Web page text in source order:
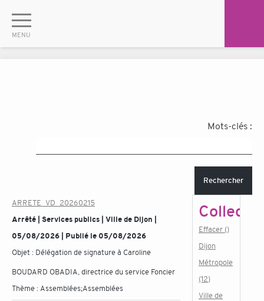
Mots-clés :
Rechercher
ARRETE_VD_20260215
Arrêté | Services publics | Ville de Dijon |
05/08/2026 | Publié le 05/08/2026
Objet : Délégation de signature à Caroline
BOUDARD OBADIA, directrice du service Foncier
Thème : Assemblées;Assemblées
Effacer ()
Dijon
Métropole
(12)
Ville de